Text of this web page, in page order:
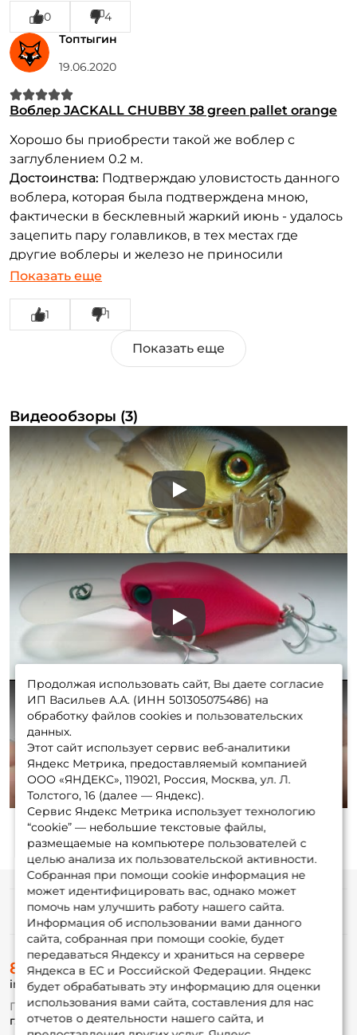
0
4
Топтыгин
19.06.2020
Воблер JACKALL CHUBBY 38 green pallet orange
Хорошо бы приобрести такой же воблер с
заглублением 0.2 м.
Достоинства: Подтверждаю уловистость данного
воблера, которая была подтверждена мною,
фактически в бесклевный жаркий июнь - удалось
зацепить пару голавликов, в тех местах где
другие воблеры и железо не приносили
результата.
Показать еще
1 1
Видеообзоры (3)
Play
Play
Play
Продолжая использовать сайт, Вы даете согласие
ИП Васильев А.А. (ИНН 501305075486) на
обработку файлов cookies и пользовательских
данных.
Этот сайт использует сервис веб-аналитики
Яндекс Метрика, предоставляемый компанией
ООО «ЯНДЕКС», 119021, Россия, Москва, ул. Л.
Толстого, 16 (далее — Яндекс).
Сервис Яндекс Метрика использует технологию
“cookie” — небольшие текстовые файлы,
размещаемые на компьютере пользователей с
целью анализа их пользовательской активности.
Собранная при помощи cookie информация не
может идентифицировать вас, однако может
помочь нам улучшить работу нашего сайта.
Информация об использовании вами данного
сайта, собранная при помощи cookie, будет
передаваться Яндексу и храниться на сервере
Яндекса в ЕС и Российской Федерации. Яндекс
будет обрабатывать эту информацию для оценки
использования вами сайта, составления для нас
отчетов о деятельности нашего сайта, и
Информация
О магазине
Доставка
Оплата
Fox-bonus
Гуру
8 (495) 532-77-88
info@foxfishing.ru
По вопросам с заказом
г. Москва, ул. Плеханова д.7